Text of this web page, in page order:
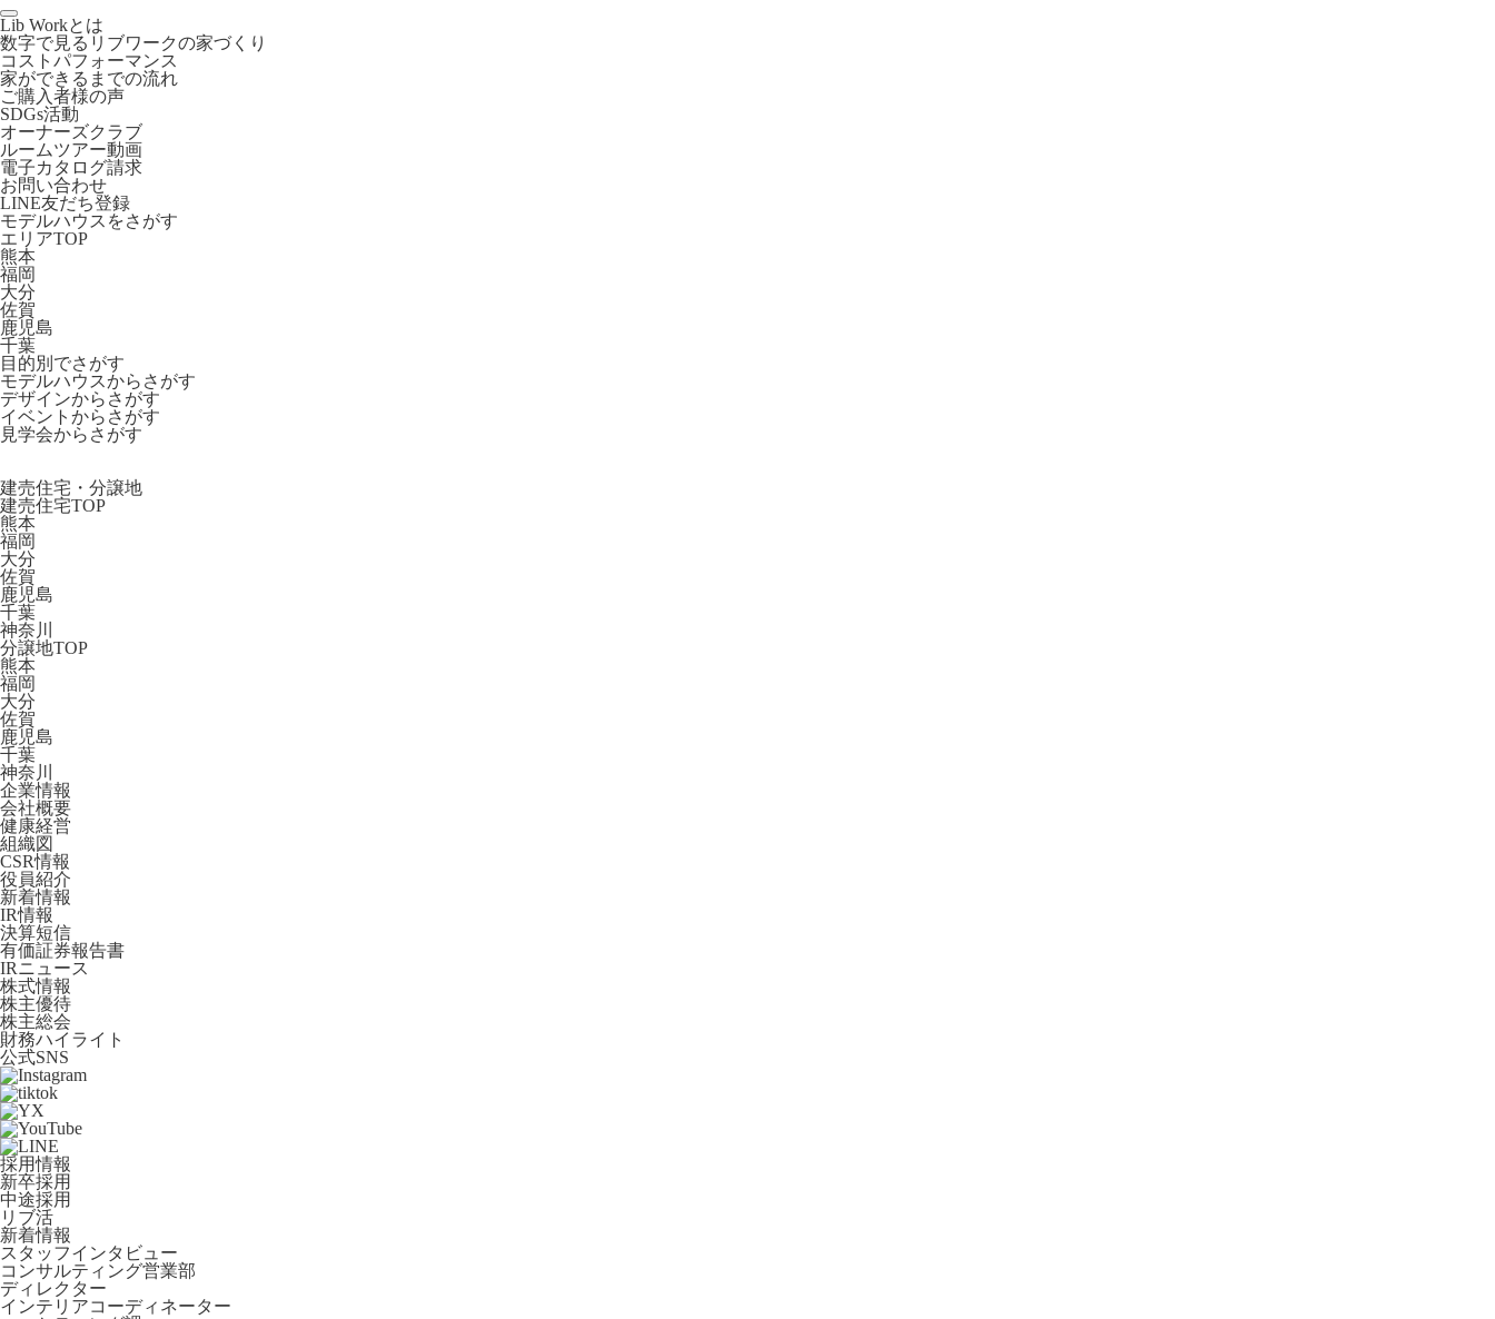
Lib Workとは
数字で見るリブワークの家づくり
コストパフォーマンス
家ができるまでの流れ
ご購入者様の声
SDGs活動
オーナーズクラブ
ルームツアー動画
電子カタログ請求
お問い合わせ
LINE友だち登録
モデルハウスをさがす
エリアTOP
熊本
福岡
大分
佐賀
鹿児島
千葉
目的別でさがす
モデルハウスからさがす
デザインからさがす
イベントからさがす
見学会からさがす
建売住宅・分譲地
建売住宅TOP
熊本
福岡
大分
佐賀
鹿児島
千葉
神奈川
分譲地TOP
熊本
福岡
大分
佐賀
鹿児島
千葉
神奈川
企業情報
会社概要
健康経営
組織図
CSR情報
役員紹介
新着情報
IR情報
決算短信
有価証券報告書
IRニュース
株式情報
株主優待
株主総会
財務ハイライト
公式SNS
採用情報
新卒採用
中途採用
リブ活
新着情報
スタッフインタビュー
コンサルティング営業部
ディレクター
インテリアコーディネーター